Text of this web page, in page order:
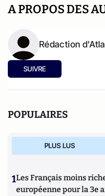
A PROPOS DES
Rédaction
SUIVRE
POPULAIRES
PLUS LUS
1Les Français moins
européenne pour la 3e